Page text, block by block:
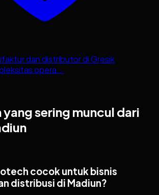
dan distributor di Gresik
opera...
yang sering muncul dari
cocok untuk bisnis
distribusi di Madiun?